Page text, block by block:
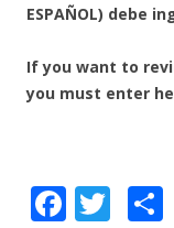
ESPAÑOL) debe
If you want to
you must enter
F T